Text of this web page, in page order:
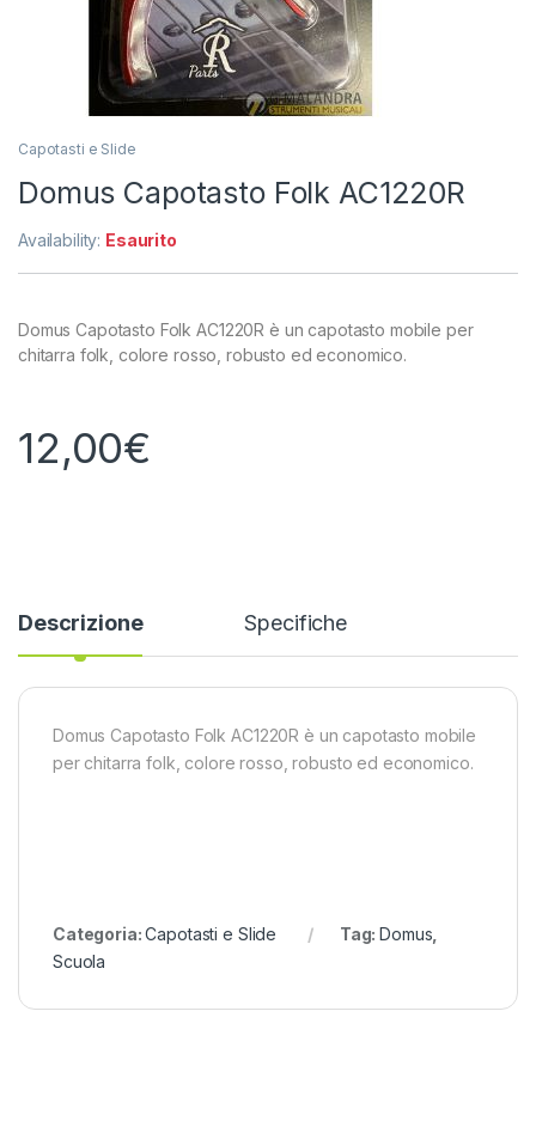
Capotasti e Slide
Domus Capotasto Folk AC1220R
Availability: Esaurito
Domus Capotasto Folk AC1220R è un capotasto mobile per
chitarra folk, colore rosso, robusto ed economico.
12,00€
Descrizione Specifiche
Domus Capotasto Folk AC1220R è un capotasto mobile
per chitarra folk, colore rosso, robusto ed economico.
Categoria:Capotasti e Slide Tag:Domus
Scuola